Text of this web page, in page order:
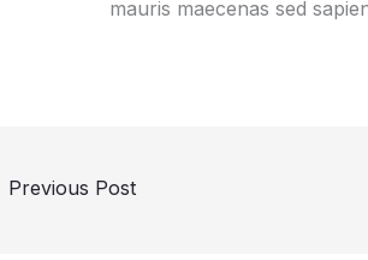
mauris maecenas sed
Previous Post